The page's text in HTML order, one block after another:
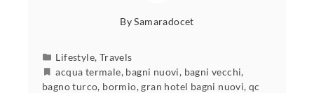
BySamaradocet
Lifestyle, Travels
acqua termale, bagni nuovi, bagni vecchi,
bagno turco, bormio,gran hotel bagni nuovi,qc